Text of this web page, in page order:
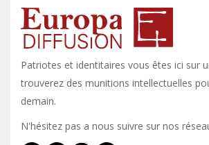
Patriotes et identitaires vous êtes ici sur
trouverez des munitions intellectuelles
demain.
N'hésitez pas a nous suivre sur nos